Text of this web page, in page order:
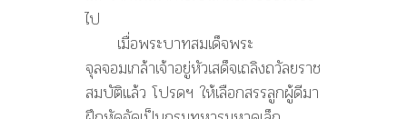
ไป
เมื่อพระบาทสมเด็จพระ
จุลจอมเกล้าเจ้าอยู่หัวเสด็จเถลิงถวัลยราช
สมบัติแล้ว โปรดฯ ให้เลือกสรรลูกผู้ดีมา